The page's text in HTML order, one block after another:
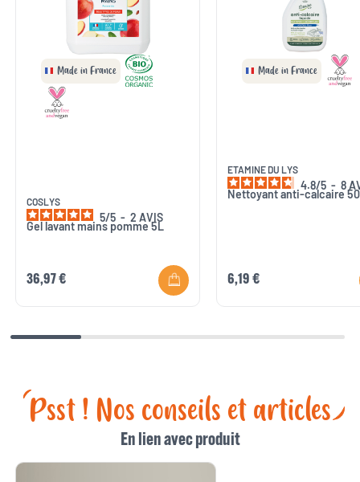
Made in France
COSLYS
5/5 - 2 AVIS
Gel lavant mains pomme 5L
36,97 €
Made in France
ETAMINE DU LYS
4.8/5 - 8
Nettoyant anti-calcaire
6,19 €
Psst ! Nos conseils et articles
En lien avec produit